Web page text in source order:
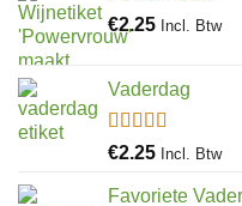
€2.25 Incl. Btw
Vaderdag
Gewaardeerd
€2.25 Incl. Btw
Favoriete Vader